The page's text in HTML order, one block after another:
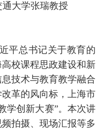
通大学张瑞教授
平总书记关于教育的
校课程思政建设和新
技术与教育教学融合
革的风向标，上海市
学创新大赛”。本次讲
拍摄、现场汇报等多